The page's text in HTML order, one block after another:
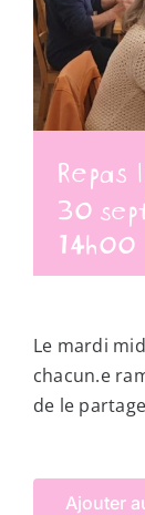
30
14h00
Le mardi
chacun.e
de le
Ajouter